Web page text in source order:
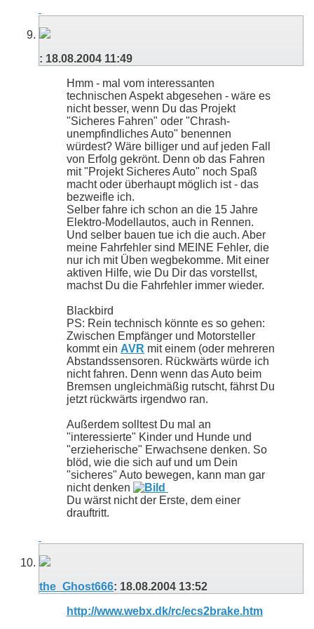
: 18.08.2004 11:49
Hmm - mal vom interessanten
technischen Aspekt abgesehen - wäre es
nicht besser, wenn Du das Projekt
"Sicheres Fahren" oder "Chrash-
unempfindliches Auto" benennen
würdest? Wäre billiger und auf jeden Fall
von Erfolg gekrönt. Denn ob das Fahren
mit "Projekt Sicheres Auto" noch Spaß
macht oder überhaupt möglich ist - das
bezweifle ich.
Selber fahre ich schon an die 15 Jahre
Elektro-Modellautos, auch in Rennen.
Und selber bauen tue ich die auch. Aber
meine Fahrfehler sind MEINE Fehler, die
nur ich mit Üben wegbekomme. Mit einer
aktiven Hilfe, wie Du Dir das vorstellst,
machst Du die Fahrfehler immer wieder.
Blackbird
PS: Rein technisch könnte es so gehen:
Zwischen Empfänger und Motorsteller
kommt ein AVR mit einem (oder mehreren
Abstandssensoren. Rückwärts würde ich
nicht fahren. Denn wenn das Auto beim
Bremsen ungleichmäßig rutscht, fährst Du
jetzt rückwärts irgendwo ran.
Außerdem solltest Du mal an
"interessierte" Kinder und Hunde und
"erzieherische" Erwachsene denken. So
blöd, wie die sich auf und um Dein
"sicheres" Auto bewegen, kann man gar
nicht denken
Du wärst nicht der Erste, dem einer
drauftritt.
the_Ghost666: 18.08.2004 13:52
http://www.webx.dk/rc/ecs2brake.htm